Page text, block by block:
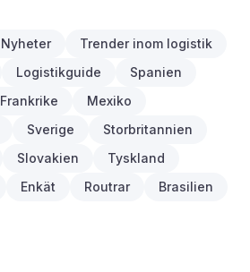
Nyheter
Trender inom logistik
Logistikguide
Spanien
Frankrike
Mexiko
Sverige
Storbritannien
Slovakien
Tyskland
Enkät Routrar
Brasilien